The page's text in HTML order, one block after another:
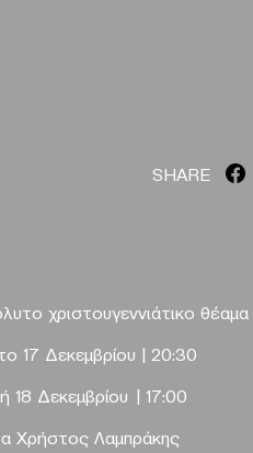
SHARE
χριστουγεννιάτικο θέαμα
17 Δεκεμβρίου | 20:30
18 Δεκεμβρίου | 17:00
Χρήστος Λαμπράκης